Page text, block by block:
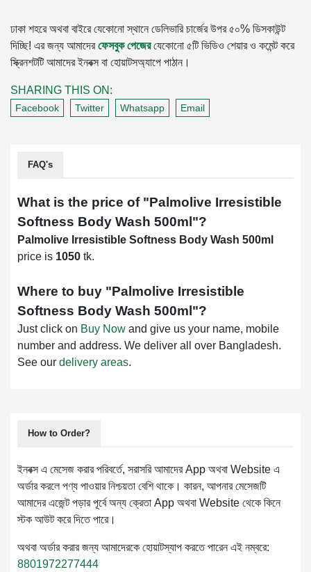
ঢাকা শহরে অথবা বাইরে যেকোনো স্থানে ডেলিভারি চার্জের উপর ৫০% ডিসকাউন্ট
দিচ্ছি! এর জন্য আমাদেরফেসবুক পেজেরযেকোনো ৫টি ভিডিও শেয়ার ও কমেন্ট করে
স্ক্রিনশটটি আমাদের ইনবক্স বা হোয়াটসঅ্যাপে পাঠান।
SHARING THIS ON:
Facebook Twitter Whatsapp Email
FAQ's
What is the price of "Palmolive Irresistible
Softness Body Wash 500ml "?
Palmolive Irresistible Softness Body Wash 500ml
price is 1050 tk.
Where to buy "Palmolive Irresistible
Softness Body Wash 500ml "?
Just click on Buy Now and give us your name, mobile
number and address. We deliver all over Bangladesh.
See our delivery areas.
How to Order?
ইনবক্স এ মেসেজ করার পরিবর্তে, সরাসরি আমাদের App অথবা Website এ
অর্ডার করলে পণ্য পাওয়ার নিশ্চয়তা বেশি থাকে। কারন, আপনার মেসেজটি
আমাদের এজেন্ট পড়ার পূর্বে অন্য ক্রেতা App অথবা Website থেকে কিনে
স্টক আউট করে দিতে পারে।
অথবা অর্ডার করার জন্য আমাদেরকে হোয়াটস্যাপ করতে পারেন এই নম্বরে:
8801972277444